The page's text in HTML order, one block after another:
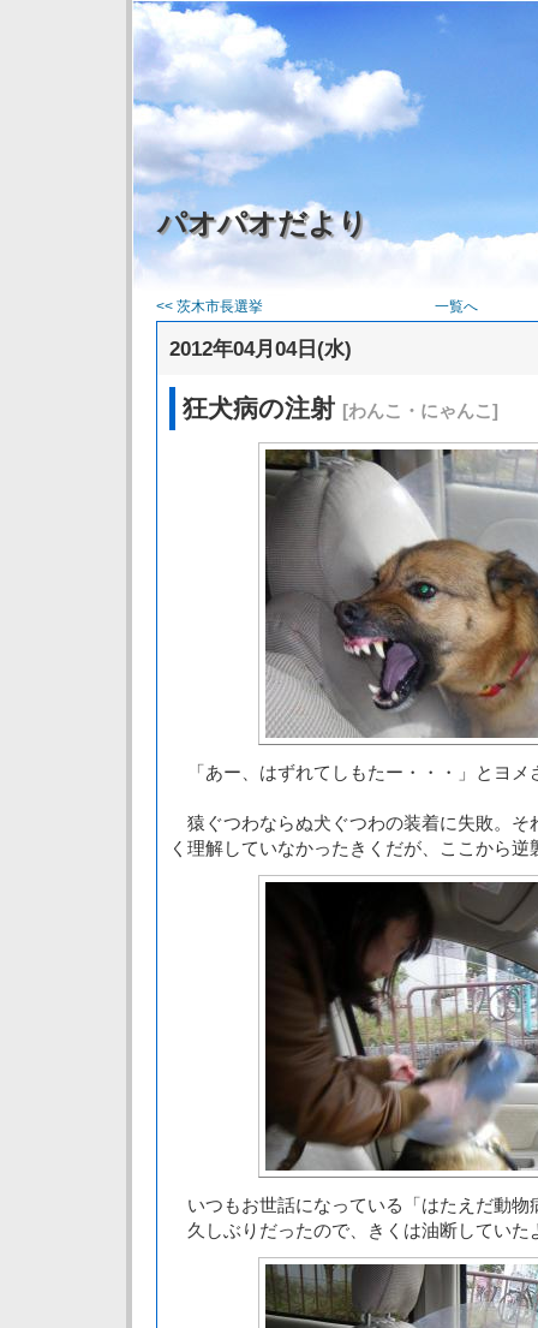
パオパオだより
<< 茨木市長選挙 一覧へ
2012年04月04日(水)
狂犬病の注射 [わんこ・にゃんこ]
「あー、はずれてしもたー・・・」とヨメ
猿ぐつわならぬ犬ぐつわの装着に失敗。そ
く理解していなかったきくだが、ここから逆
いつもお世話になっている「はたえだ動物
久しぶりだったので、きくは油断していた